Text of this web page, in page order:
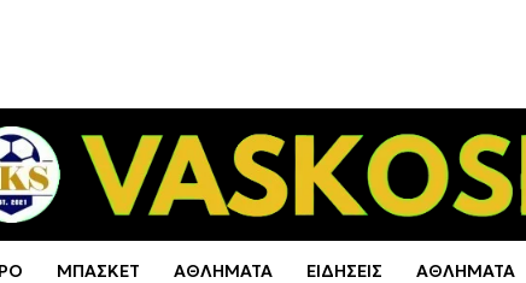
ΜΠΑΣΚΕΤ ΑΘΛΗΜΑΤΑ ΕΙΔΗΣΕΙΣ ΑΘΛΗΜΑΤΑ